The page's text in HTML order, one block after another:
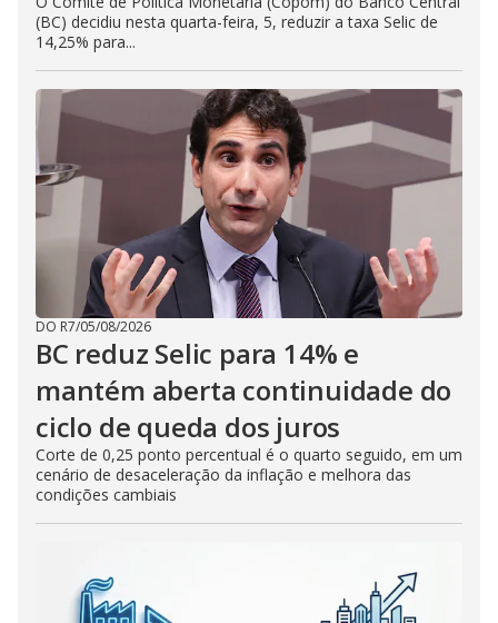
(BC) decidiu nesta quarta-feira, 5, reduzir a taxa Selic de
14,25% para...
DO R7/05/08/2026
BC reduz Selic para 14% e
mantém aberta continuidade do
ciclo de queda dos juros
Corte de 0,25 ponto percentual é o quarto seguido, em um
cenário de desaceleração da inflação e melhora das
condições cambiais